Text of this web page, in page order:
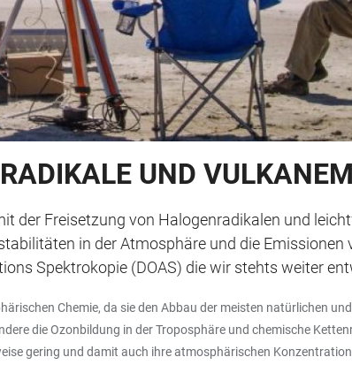
UND
der Freisetzung von Halogenradikalen und
in der Atmosphäre und die Emissionen
Spektrokopie (DOAS) die wir stehts weiter
Chemie, da sie den Abbau der meisten natürlichen
die Ozonbildung in der Troposphäre und chemische
gering und damit auch ihre atmosphärischen